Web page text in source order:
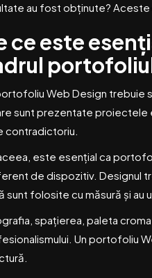
au fost obținute?
ce este
Web Design trebuie
sunt prezentate proiectele
contradictoriu.
este esențial ca
de dispozitiv. Designul
sunt folosite cu măsură și au
spațierea, paleta
Un portofoliu